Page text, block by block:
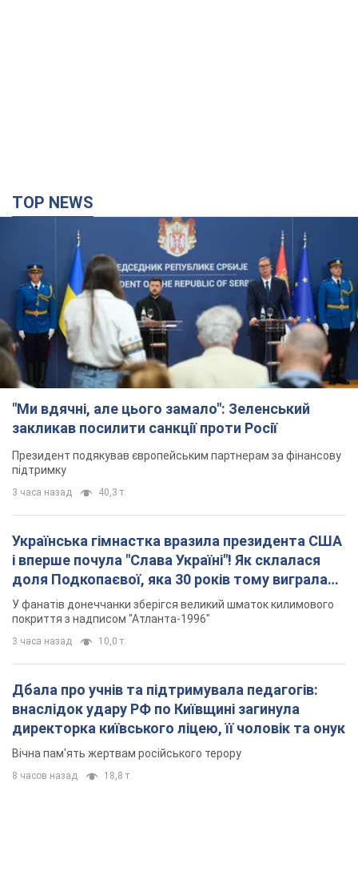
TOP NEWS
"Ми вдячні, але цього замало": Зеленський
закликав посилити санкції проти Росії
Президент подякував європейським партнерам за фінансову
підтримку
3 часа назад 40,3 т.
Українська гімнастка вразила президента США
і вперше почула "Слава Україні"! Як склалася
доля Подкопаєвої, яка 30 років тому виграла
"золото" Олімпіади
У фанатів донеччанки зберігся великий шматок килимового
покриття з надписом "Атланта-1996"
3 часа назад 10,0 т.
Дбала про учнів та підтримувала педагогів:
внаслідок удару РФ по Київщині загинула
директорка київського ліцею, її чоловік та онук
Вічна пам'ять жертвам російського терору
8 часов назад 18,8 т.